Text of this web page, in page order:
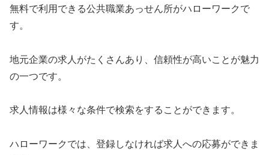
無料で利用できる公共職業あっせん所がハローワークで
す。
地元企業の求人がたくさんあり、信頼性が高いことが魅力
の一つです。
求人情報は様々な条件で検索をすることができます。
ハローワークでは、登録しなければ求人への応募ができま